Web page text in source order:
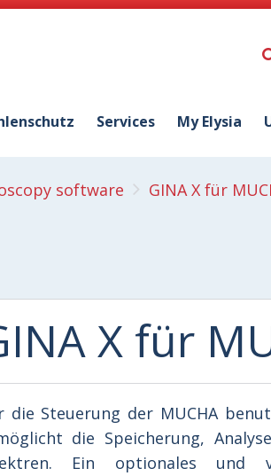
Services My Elysia
software GINA X für
X für
die Steuerung der MUCHA
die Speicherung,
Ein optionales und